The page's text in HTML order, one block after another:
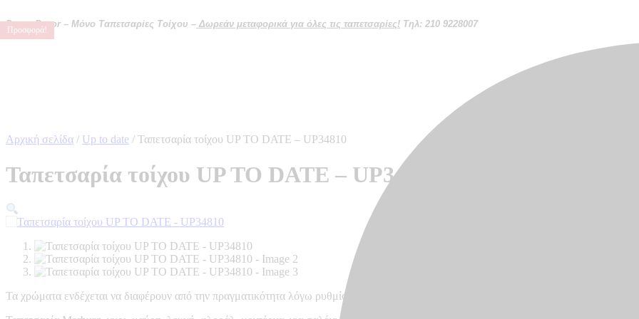
στο
περιεχόμενο
Domo Decor – Μόνο Ταπετσαρίες Τοίχου – Δωρεάν μεταφορικά για όλες τις ταπετσαρίες! Τηλ: 210 9228007
Αρχική σελίδα / Up to date / Ταπετσαρία τοίχου UP TO DATE – UP34810
Ταπετσαρία τοίχου UP TO DATE – UP34810
Τα χρώματα ενδέχεται να διαφέρουν από την πραγματικότητα λόγω ρυθμίσεων κάθε οθόνης
Προσφορά!
Προσφορά!
Προσφορά!
Προσφορά!